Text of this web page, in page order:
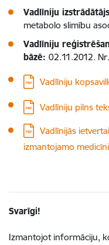
Vadlīniju
metabolo slimību
Vadlīniju
bāzē: 02.11.2012.
Lejupielādēt:
Vadlīniju
Lejupielādēt:
Vadlīniju pilns
Lejupielādēt:
Vadlīnijās
izmantojamo
Svarīgi!
Izmantojot informāciju,